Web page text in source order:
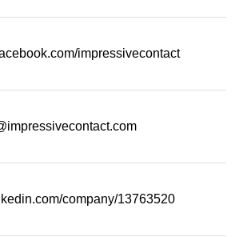
impressivecontact
company/13763520